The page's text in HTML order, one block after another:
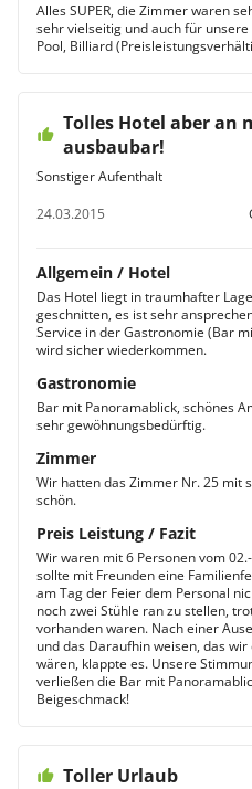
Alles SUPER, die Zimmer waren
sehr vielseitig und auch für
Pool, Billiard
Tolles Hotel aber an
ausbaubar!
Sonstiger Aufenthalt
24.03.2015
Allgemein / Hotel
Das Hotel liegt in traumhafter
geschnitten, es ist sehr
Service in der Gastronomie (Bar
wird sicher wiederkommen.
Gastronomie
Bar mit Panoramablick, schönes
sehr gewöhnungsbedürftig.
Zimmer
Wir hatten das Zimmer Nr. 25 mit
schön.
Preis Leistung / Fazit
Wir waren mit 6 Personen vom
sollte mit Freunden eine
am Tag der Feier dem Personal
noch zwei Stühle ran zu stellen,
vorhanden waren. Nach einer
und das Daraufhin weisen, das
wären, klappte es. Unsere
verließen die Bar mit
Beigeschmack!
Toller Urlaub